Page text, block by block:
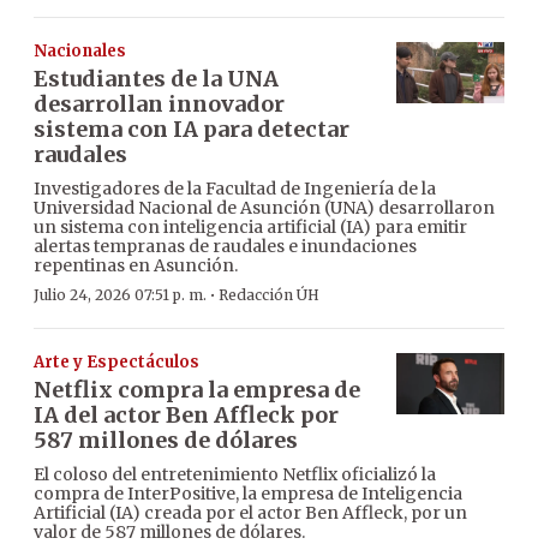
Nacionales
Estudiantes de la UNA
desarrollan innovador
sistema con IA para detectar
raudales
Investigadores de la Facultad de Ingeniería de la
Universidad Nacional de Asunción (UNA) desarrollaron
un sistema con inteligencia artificial (IA) para emitir
alertas tempranas de raudales e inundaciones
repentinas en Asunción.
Julio 24, 2026 07:51 p. m. · Redacción ÚH
Arte y Espectáculos
Netflix compra la empresa de
IA del actor Ben Affleck por
587 millones de dólares
El coloso del entretenimiento Netflix oficializó la
compra de InterPositive, la empresa de Inteligencia
Artificial (IA) creada por el actor Ben Affleck, por un
valor de 587 millones de dólares.